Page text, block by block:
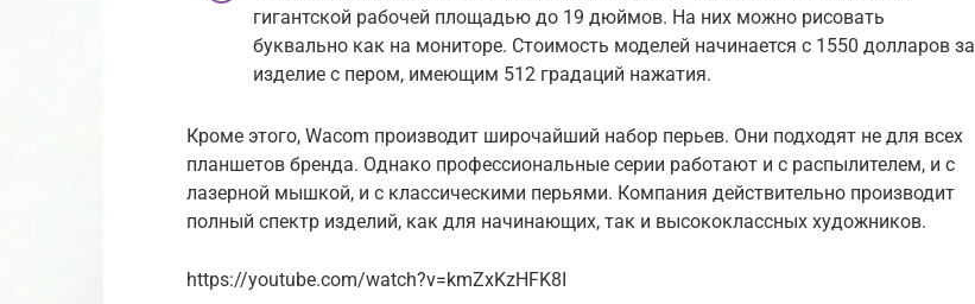
гигантской рабочей площадью до 19 дюймов. На них можно рисовать
буквально как на мониторе. Стоимость моделей начинается с 1550 долларов за
изделие с пером, имеющим 512 градаций нажатия.
Кроме этого, Wacom производит широчайший набор перьев. Они подходят не для всех
планшетов бренда. Однако профессиональные серии работают и с распылителем, и с
лазерной мышкой, и с классическими перьями. Компания действительно производит
полный спектр изделий, как для начинающих, так и высококлассных художников.
https://youtube.com/watch?v=kmZxKzHFK8I